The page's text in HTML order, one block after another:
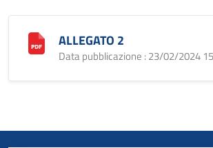
ALLEGATO 2
Data pubblicazione : 23/02/2024